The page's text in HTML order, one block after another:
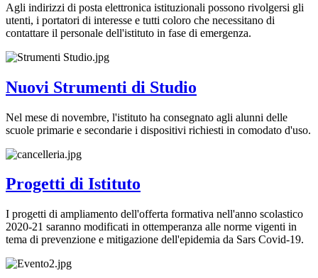
Agli indirizzi di posta elettronica istituzionali possono rivolgersi gli
utenti, i portatori di interesse e tutti coloro che necessitano di
contattare il personale dell'istituto in fase di emergenza.
Nuovi Strumenti di Studio
Nel mese di novembre, l'istituto ha consegnato agli alunni delle
scuole primarie e secondarie i dispositivi richiesti in comodato d'uso.
Progetti di Istituto
I progetti di ampliamento dell'offerta formativa nell'anno scolastico
2020-21 saranno modificati in ottemperanza alle norme vigenti in
tema di prevenzione e mitigazione dell'epidemia da Sars Covid-19.